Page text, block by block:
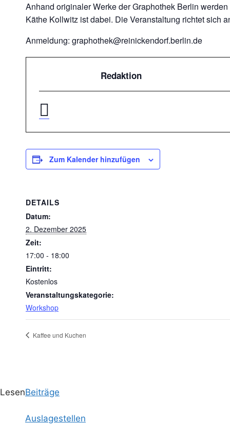
Anhand originaler Werke der Graphothek Berlin
Käthe Kollwitz ist dabei. Die Veranstaltung richtet sich
Anmeldung: graphothek@reinickendorf.berlin.de
Redaktion
Zum Kalender hinzufügen
DETAILS
Datum:
2. Dezember 2025
Zeit:
17:00 - 18:00
Eintritt:
Kostenlos
Veranstaltungskategorie:
Workshop
Kaffee und Kuchen
LesenBeiträge
Auslagestellen